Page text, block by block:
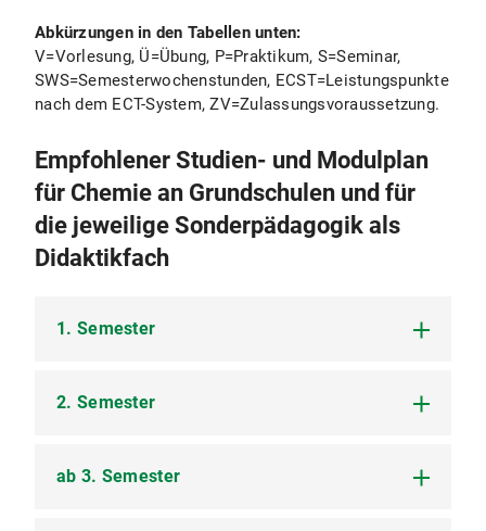
Abkürzungen in den Tabellen unten:
V=Vorlesung, Ü=Übung, P=Praktikum, S=Seminar,
SWS=Semesterwochenstunden, ECST=Leistungspunkte
nach dem ECT-System, ZV=Zulassungsvoraussetzung.
Empfohlener Studien- und Modulplan
für Chemie an Grundschulen und für
die jeweilige Sonderpädagogik als
Didaktikfach
1. Semester
T1KB: Didaktik der Chemie 1 (Didaktikfach)
2. Semester
T1KC: Didaktik der Chemie 2 (Didaktikfach)
ab 3. Semester